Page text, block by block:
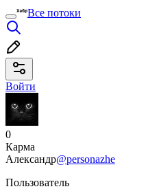
Все потоки
Войти
0
Карма
Александр@personazhe
Пользователь